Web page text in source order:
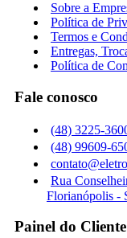
Sobre a
Política de
Termos e
Entregas,
Política de
Fale conosco
(48) 3225-
(48) 99609-
Rua
Florianópolis -
Painel do Cliente